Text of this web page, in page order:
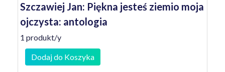
Szczawiej Jan: Piękna jesteś ziemio moja
ojczysta: antologia
1 produkt/y
Dodaj do Koszyka